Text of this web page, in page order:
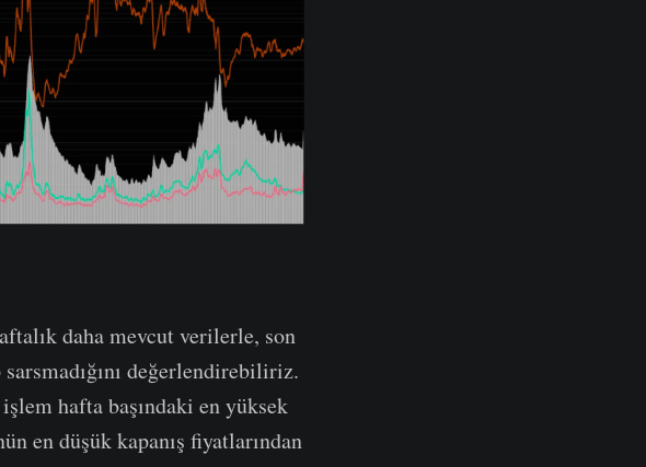
daha mevcut verilerle, son
değerlendirebiliriz.
hafta başındaki en yüksek
en düşük kapanış fiyatlarından